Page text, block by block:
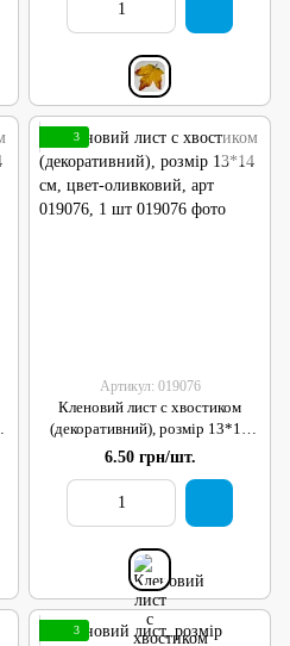
3
Артикул: 019076
Кленовий лист с хвостиком
(декоративний), розмір 13*14
см, цвет-оливковий, арт 019076,
1 шт
6.50 грн/шт.
3